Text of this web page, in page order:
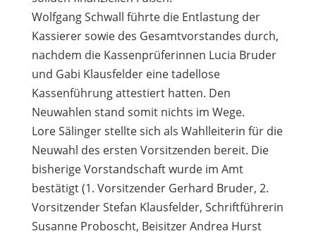
Wolfgang Schwall führte die Entlastung der
Kassierer sowie des Gesamtvorstandes durch,
nachdem die Kassenprüferinnen Lucia Bruder
und Gabi Klausfelder eine tadellose
Kassenführung attestiert hatten. Den
Neuwahlen stand somit nichts im Wege.
Lore Sälinger stellte sich als Wahlleiterin für die
Neuwahl des ersten Vorsitzenden bereit. Die
bisherige Vorstandschaft wurde im Amt
bestätigt (1. Vorsitzender Gerhard Bruder, 2.
Vorsitzender Stefan Klausfelder, Schriftführerin
Susanne Proboscht, Beisitzer Andrea Hurst